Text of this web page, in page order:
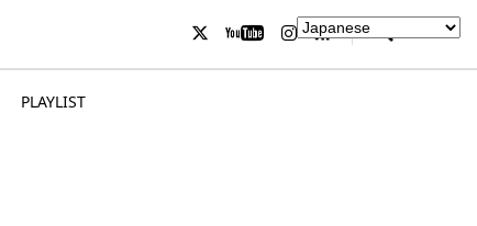
PLAYLIST